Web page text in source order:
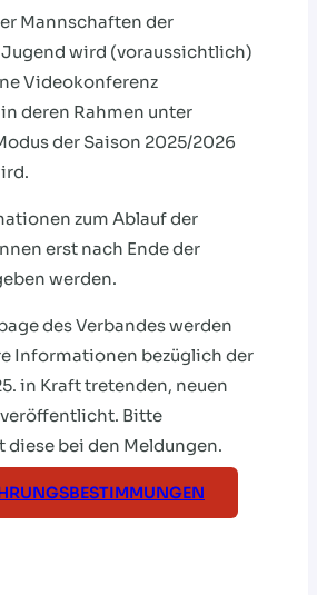
Mannschaften der
wird (voraussichtlich)
Videokonferenz
deren Rahmen unter
der Saison 2025/2026
zum Ablauf der
erst nach Ende der
werden.
des Verbandes werden
Informationen bezüglich der
in Kraft tretenden, neuen
Bitte
bei den Meldungen.